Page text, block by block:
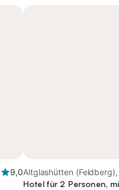
9,0Altglashütten
Hotel für 2 Personen,